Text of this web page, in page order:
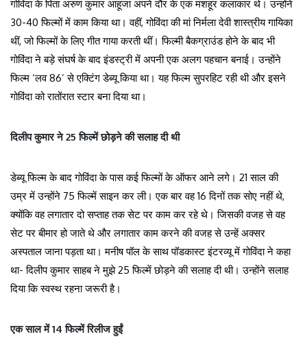
गोविंदा के पिता अरुण कुमार आहूजा अपने दौर के एक मशहूर कलाकार थे। उन्होंने
30-40 फिल्मों में काम किया था। वहीं, गोविंदा की मां निर्मला देवी शास्त्रीय गायिका
थीं, जो फिल्मों के लिए गीत गाया करती थीं। फिल्मी बैकग्राउंड होने के बाद भी
गोविंदा ने बड़े संघर्ष के बाद इंडस्ट्री में अपनी एक अलग पहचान बनाई। उन्होंने
फिल्म ‘लव 86’ से एक्टिंग डेब्यू किया था। यह फिल्म सुपरहिट रही थी और इसने
गोविंदा को रातोंरात स्टार बना दिया था।
दिलीप कुमार ने 25 फिल्में छोड़ने की सलाह दी थी
डेब्यू फिल्म के बाद गोविंदा के पास कई फिल्मों के ऑफर आने लगे। 21 साल की
उम्र में उन्होंने 75 फिल्में साइन कर ली। एक बार वह 16 दिनों तक सोए नहीं थे,
क्योंकि वह लगातार दो सप्ताह तक सेट पर काम कर रहे थे। जिसकी वजह से वह
सेट पर बीमार हो जाते थे और लगातार काम करने की वजह से उन्हें अक्सर
अस्पताल जाना पड़ता था। मनीष पॉल के साथ पॉडकास्ट इंटरव्यू में गोविंदा ने कहा
था- दिलीप कुमार साहब ने मुझे 25 फिल्में छोड़ने की सलाह दी थी। उन्होंने सलाह
दिया कि स्वस्थ रहना जरूरी है।
एक साल में 14 फिल्में रिलीज हुईं